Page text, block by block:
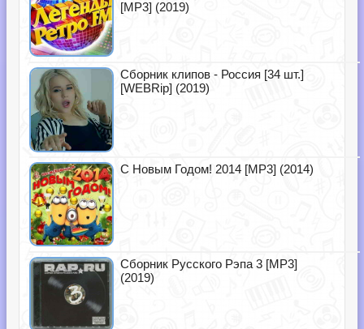
[MP3] (2019)
Сборник клипов - Россия [34 шт.]
[WEBRip] (2019)
С Новым Годом! 2014 [MP3] (2014)
Сборник Русского Рэпа 3 [MP3]
(2019)